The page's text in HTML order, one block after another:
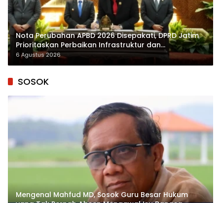
Nota Perubahan APBD 2026 Disepakati, DPRD Jatim
Prioritaskan Perbaikan Infrastruktur dan
Penyelesaian TPG
6 Agustus 2026
SOSOK
Mengenal Mahfud MD, Sosok Guru Besar Hukum